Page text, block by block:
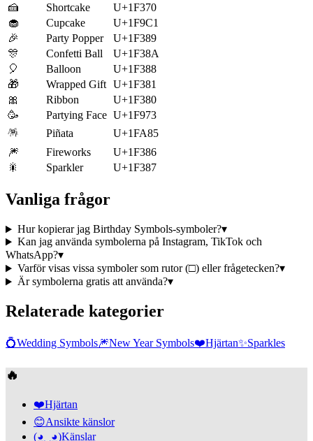
🍰
Shortcake
U+1F370
🧁
Cupcake
U+1F9C1
🎉
Party Popper
U+1F389
🎊
Confetti Ball
U+1F38A
🎈
Balloon
U+1F388
🎁
Wrapped Gift U+1F381
🎀
Ribbon
U+1F380
🥳
Partying Face U+1F973
🪅
Piñata
U+1FA85
🎆
Fireworks
U+1F386
🎇
Sparkler U+1F387
Vanliga frågor
Hur kopierar jag Birthday Symbols-symboler?▾
Kan jag använda symbolerna på Instagram, TikTok och
WhatsApp?▾
Varför visas vissa symboler som rutor (□) eller frågetecken?▾
Är symbolerna gratis att använda?▾
Relaterade kategorier
💍Wedding Symbols🎆New Year Symbols❤️Hjärtan✨Sparkles
🔥
❤️Hjärtan
😊Ansikte känslor
(◕‿◕)Känslar